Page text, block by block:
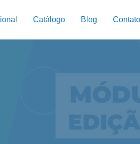
Catálogo Blog Contato